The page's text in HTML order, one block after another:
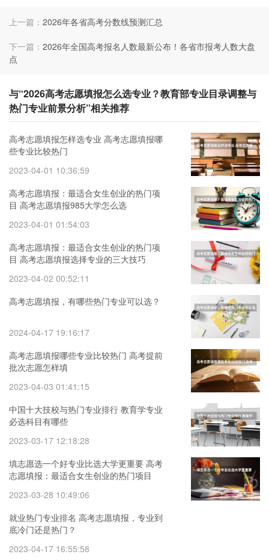
上一篇： 2026年各省高考分数线预测汇总
下一篇： 2026年全国高考报名人数最新公布！各省市报考人数大盘
点
与“2026高考志愿填报怎么选专业？教育部专业目录调整与
热门专业前景分析”相关推荐
高考志愿填报怎样选专业 高考志愿填报哪
些专业比较热门
2023-04-01 10:36:59
高考志愿填报：最适合女生创业的热门项
目 高考志愿填报985大学怎么选
2023-04-01 01:54:03
高考志愿填报：最适合女生创业的热门项
目 高考志愿填报选择专业的三大技巧
2023-04-02 00:52:11
高考志愿填报，有哪些热门专业可以选？
2024-04-17 19:16:17
高考志愿填报哪些专业比较热门 高考提前
批次志愿怎样填
2023-04-03 01:41:15
中国十大技校与热门专业排行 教育学专业
必选科目有哪些
2023-03-17 12:18:28
填志愿选一个好专业比选大学更重要 高考
志愿填报：最适合女生创业的热门项目
2023-03-28 10:49:06
就业热门专业排名 高考志愿填报，专业到
底冷门还是热门？
2023-04-17 16:55:58